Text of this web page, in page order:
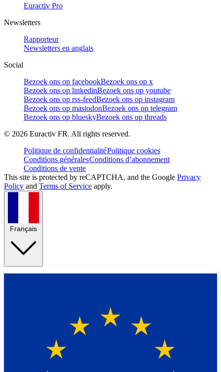
Euractiv Pro
Newsletters
Rapporteur
Newsletters en anglais
Social
Bezoek ons op facebookBezoek ons op x
Bezoek ons op linkedinBezoek ons op youtube
Bezoek ons op rss-feedBezoek ons op instagram
Bezoek ons op mastodonBezoek ons op telegram
Bezoek ons op blueskyBezoek ons op threads
© 2026 Euractiv FR. All rights reserved.
Politique de confidentialitéPolitique cookies
Conditions généralesConditions d’abonnement
Conditions de vente
This site is protected by reCAPTCHA, and the Google Privacy
Policy and Terms of Service apply.
Français